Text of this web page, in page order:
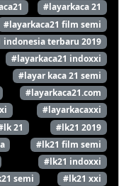
#layarkaca 21
#layarkaca21 film semi
indonesia terbaru 2019
#layarkaca21 indoxxi
#layar kaca 21 semi
#layarkaca21.com
#layarkacaxxi
21
#lk21 2019
#lk21 film semi
#lk21 indoxxi
semi
#lk21 xxi